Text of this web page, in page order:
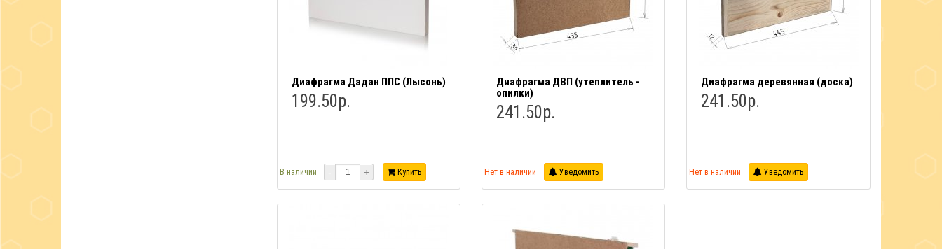
Диафрагма Дадан ППС (Лысонь)
199.50р.
В наличии - + Купить
Диафрагма ДВП (утеплитель -
опилки)
241.50р.
Нет в наличии Уведомить
Диафрагма деревянная (доска)
241.50р.
Нет в наличии Уведомить